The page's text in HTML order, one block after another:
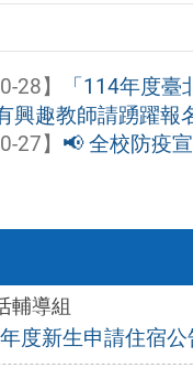
輔導組
度新生申請住宿公
28】
「114年度
興趣教師請踴躍報
27】 📢 全校防疫